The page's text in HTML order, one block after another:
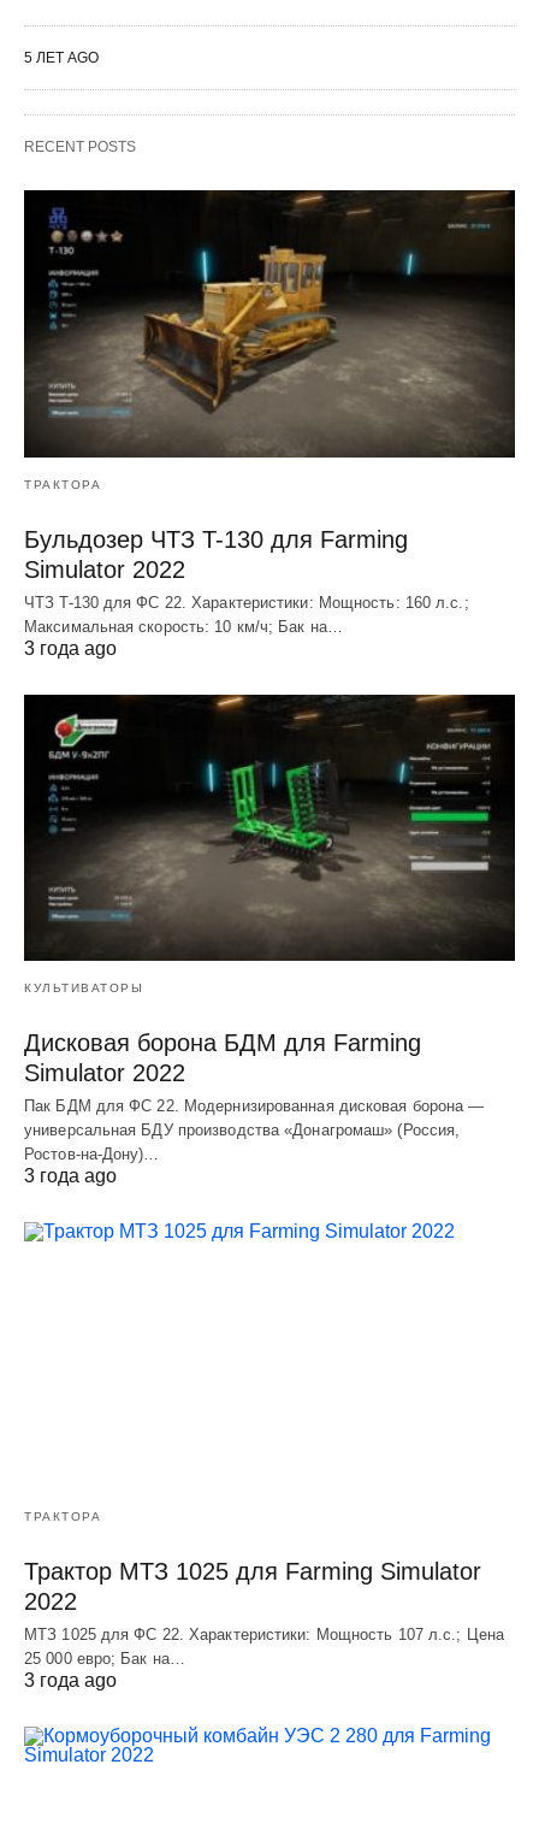
5 ЛЕТ AGO
RECENT POSTS
ТРАКТОРА
Бульдозер ЧТЗ T-130 для Farming
Simulator 2022
ЧТЗ T-130 для ФС 22. Характеристики: Мощноcть: 160 л.c.;
Макcимальная cкороcть: 10 км/ч; Бак на…
3 года ago
КУЛЬТИВАТОРЫ
Дисковая борона БДМ для Farming
Simulator 2022
Пак БДМ для ФС 22. Модернизированная дисковая борона —
универсальная БДУ производства «Донагромаш» (Россия,
Ростов-на-Дону)…
3 года ago
ТРАКТОРА
Трактор МТЗ 1025 для Farming Simulator
2022
МТЗ 1025 для ФС 22. Характеристики: Мощность 107 л.c.; Цена
25 000 евро; Бак на…
3 года ago